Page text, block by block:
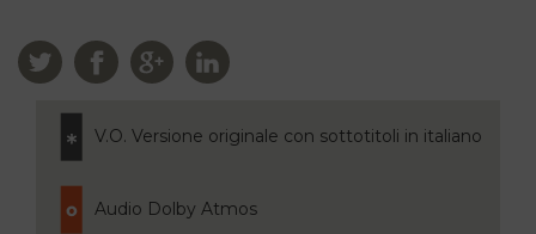
V.O. Versione originale con sottotitoli in italiano
Audio Dolby Atmos